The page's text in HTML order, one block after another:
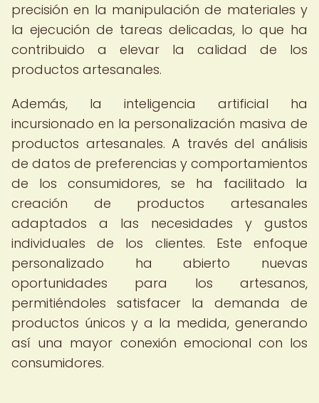
precisión en la manipulación de materiales y
la ejecución de tareas delicadas, lo que ha
contribuido a elevar la calidad de los
productos artesanales.
Además, la inteligencia artificial ha
incursionado en la personalización masiva de
productos artesanales. A través del análisis
de datos de preferencias y comportamientos
de los consumidores, se ha facilitado la
creación de productos artesanales
adaptados a las necesidades y gustos
individuales de los clientes. Este enfoque
personalizado ha abierto nuevas
oportunidades para los artesanos,
permitiéndoles satisfacer la demanda de
productos únicos y a la medida, generando
así una mayor conexión emocional con los
consumidores.